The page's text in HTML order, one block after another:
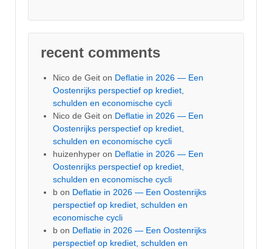
recent comments
Nico de Geit on Deflatie in 2026 — Een
Oostenrijks perspectief op krediet,
schulden en economische cycli
Nico de Geit on Deflatie in 2026 — Een
Oostenrijks perspectief op krediet,
schulden en economische cycli
huizenhyper on Deflatie in 2026 — Een
Oostenrijks perspectief op krediet,
schulden en economische cycli
b on Deflatie in 2026 — Een Oostenrijks
perspectief op krediet, schulden en
economische cycli
b on Deflatie in 2026 — Een Oostenrijks
perspectief op krediet, schulden en